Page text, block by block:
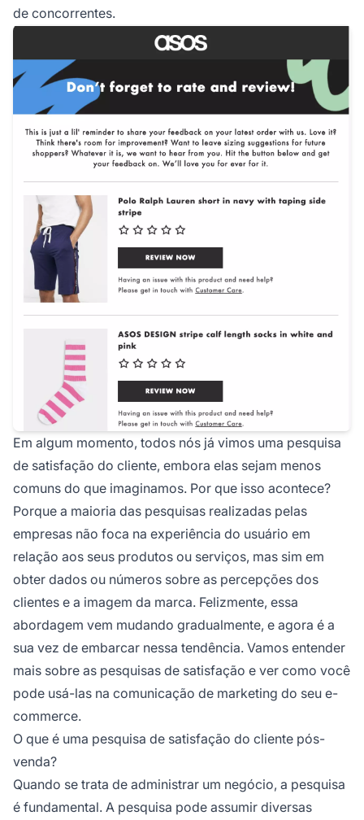
de concorrentes.
Em algum momento, todos nós já vimos uma pesquisa
de satisfação do cliente, embora elas sejam menos
comuns do que imaginamos. Por que isso acontece?
Porque a maioria das pesquisas realizadas pelas
empresas não foca na experiência do usuário em
relação aos seus produtos ou serviços, mas sim em
obter dados ou números sobre as percepções dos
clientes e a imagem da marca. Felizmente, essa
abordagem vem mudando gradualmente, e agora é a
sua vez de embarcar nessa tendência. Vamos entender
mais sobre as pesquisas de satisfação e ver como você
pode usá-las na comunicação de marketing do seu e-
commerce.
O que é uma pesquisa de satisfação do cliente pós-
venda?
Quando se trata de administrar um negócio, a pesquisa
é fundamental. A pesquisa pode assumir diversas